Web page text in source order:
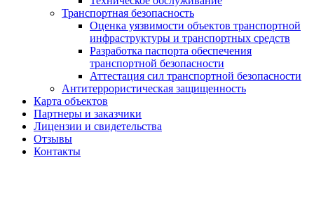
Транспортная безопасность
Оценка уязвимости объектов транспортной
инфраструктуры и транспортных средств
Разработка паспорта обеспечения
транспортной безопасности
Аттестация сил транспортной безопасности
Антитеррористическая защищенность
Карта объектов
Партнеры и заказчики
Лицензии и свидетельства
Отзывы
Контакты